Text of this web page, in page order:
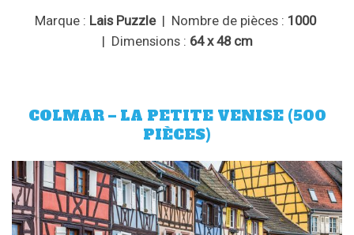
Marque : Lais Puzzle| Nombre de pièces : 1000
| Dimensions : 64 x 48 cm
COLMAR – LA PETITE VENISE (500
PIÈCES)